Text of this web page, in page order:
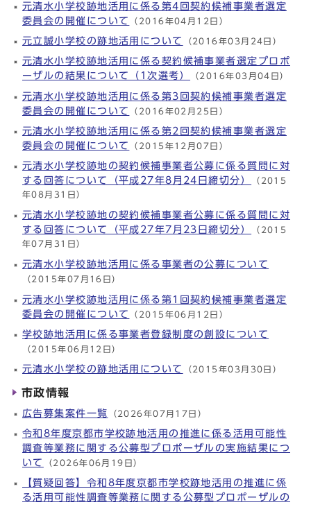
元清水小学校跡地活用に係る第4回契約候補事業者選定
委員会の開催について
（2016年04月12日）
元立誠小学校の跡地活用について （2016年03月24日）
元清水小学校跡地活用に係る契約候補事業者選定プロポ
ーザルの結果について（1次選考）
（2016年03月04日）
元清水小学校跡地活用に係る第3回契約候補事業者選定
委員会の開催について
（2016年02月25日）
元清水小学校跡地活用に係る第2回契約候補事業者選定
委員会の開催について
（2015年12月07日）
元清水小学校跡地の契約候補事業者公募に係る質問に対
する回答について（平成27年8月24日締切分）
（2015
年08月31日）
元清水小学校跡地の契約候補事業者公募に係る質問に対
する回答について（平成27年7月23日締切分）
（2015
年07月31日）
元清水小学校跡地活用に係る事業者の公募について
（2015年07月16日）
元清水小学校跡地活用に係る第1回契約候補事業者選定
委員会の開催について
（2015年06月12日）
学校跡地活用に係る事業者登録制度の創設について
（2015年06月12日）
元清水小学校の跡地活用について （2015年03月30日）
市政情報
広告募集案件一覧 （2026年07月17日）
令和8年度京都市学校跡地活用の推進に係る活用可能性
調査等業務に関する公募型プロポーザルの実施結果につ
いて
（2026年06月19日）
【質疑回答】令和8年度京都市学校跡地活用の推進に係
る活用可能性調査等業務に関する公募型プロポーザルの